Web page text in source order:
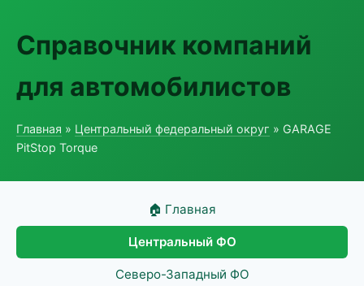
Справочник компаний
для автомобилистов
Главная » Центральный федеральный округ » GARAGE
PitStop Torque
🏠 Главная
Центральный ФО
Северо-Западный ФО